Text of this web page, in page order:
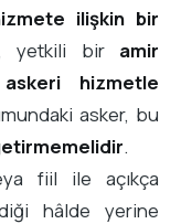
ilişkin bir
yetkili bir amir
askeri hizmetle
asker, bu
.
fiil ile açıkça
hâlde yerine